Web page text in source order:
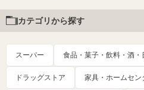
カテゴリから探す
スーパー 食品・菓子・飲料・酒・
ドラッグストア 家具・ホームセン